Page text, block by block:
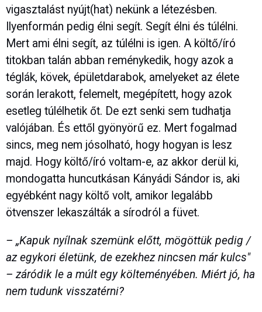
vigasztalást nyújt(hat) nekünk a létezésben.
Ilyenformán pedig élni segít. Segít élni és túlélni.
Mert ami élni segít, az túlélni is igen. A költő/író
titokban talán abban reménykedik, hogy azok a
téglák, kövek, épületdarabok, amelyeket az élete
során lerakott, felemelt, megépített, hogy azok
esetleg túlélhetik őt. De ezt senki sem tudhatja
valójában. És ettől gyönyörű ez. Mert fogalmad
sincs, meg nem jósolható, hogy hogyan is lesz
majd. Hogy költő/író voltam-e, az akkor derül ki,
mondogatta huncutkásan Kányádi Sándor is, aki
egyébként nagy költő volt, amikor legalább
ötvenszer lekaszálták a sírodról a füvet.
– „Kapuk nyílnak szemünk előtt, mögöttük pedig /
az egykori életünk, de ezekhez nincsen már kulcs"
– záródik le a múlt egy költeményében. Miért jó, ha
nem tudunk visszatérni?